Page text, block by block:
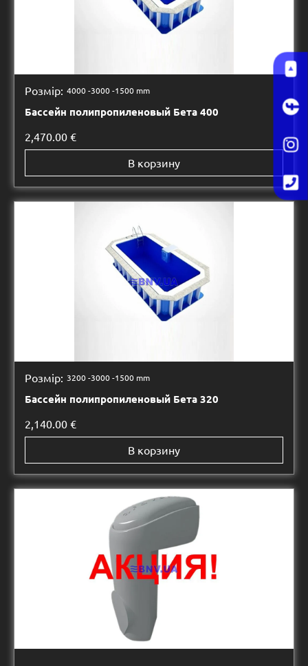
Розмір: 4000 -3000 -1500 mm
Бассейн полипропиленовый Бета 400
2,470.00 €
В корзину
Розмір: 3200 -3000 -1500 mm
Бассейн полипропиленовый Бета 320
2,140.00 €
В корзину